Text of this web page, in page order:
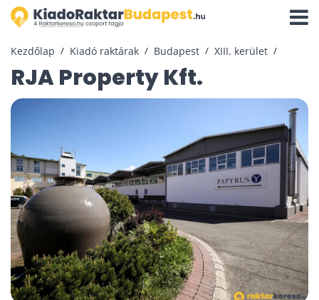
Kezdőlap Kiadó raktárak Budapest XIII. kerület
RJA Property Kft.